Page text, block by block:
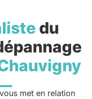
du
vous met en relation